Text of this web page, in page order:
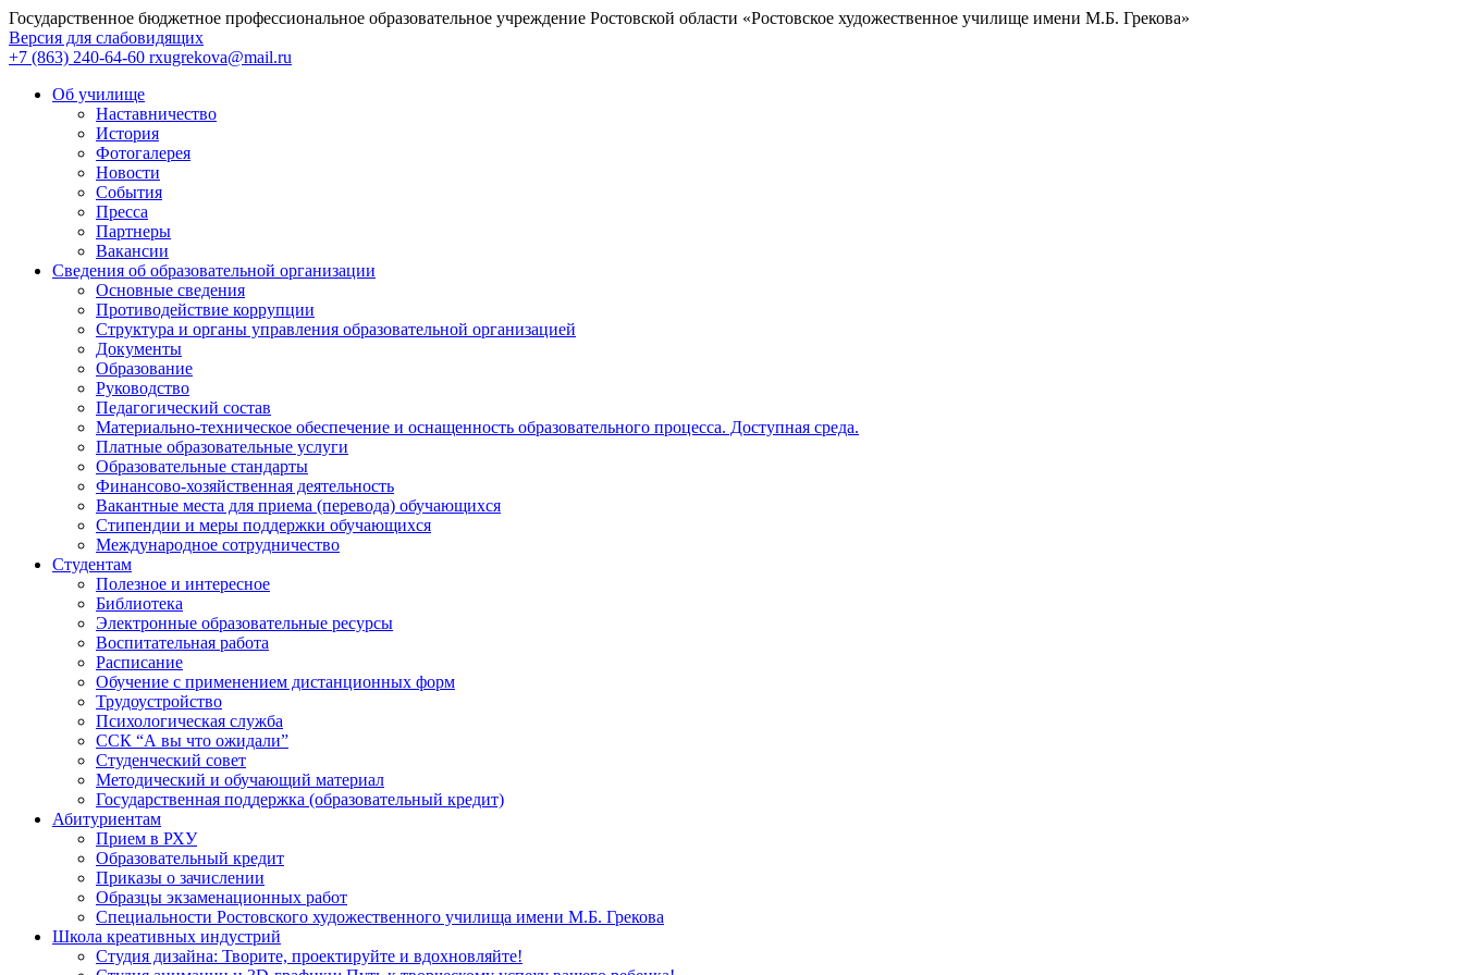
Государственное бюджетное профессиональное образовательное учреждение Ростовской области «Ростовское художественное училище имени М.Б. Грекова»
Версия для слабовидящих
+7 (863) 240-64-60 rxugrekova@mail.ru
Об училище
Наставничество
История
Фотогалерея
Новости
События
Пресса
Партнеры
Вакансии
Сведения об образовательной организации
Основные сведения
Противодействие коррупции
Структура и органы управления образовательной организацией
Документы
Образование
Руководство
Педагогический состав
Материально-техническое обеспечение и оснащенность образовательного процесса. Доступная среда.
Платные образовательные услуги
Образовательные стандарты
Финансово-хозяйственная деятельность
Вакантные места для приема (перевода) обучающихся
Стипендии и меры поддержки обучающихся
Международное сотрудничество
Студентам
Полезное и интересное
Библиотека
Электронные образовательные ресурсы
Воспитательная работа
Расписание
Обучение с применением дистанционных форм
Трудоустройство
Психологическая служба
ССК “А вы что ожидали”
Студенческий совет
Методический и обучающий материал
Государственная поддержка (образовательный кредит)
Абитуриентам
Прием в РХУ
Образовательный кредит
Приказы о зачислении
Образцы экзаменационных работ
Специальности Ростовского художественного училища имени М.Б. Грекова
Школа креативных индустрий
Студия дизайна: Творите, проектируйте и вдохновляйте!